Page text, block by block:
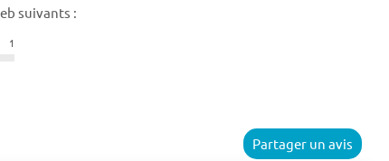
suivants :
1
Partager un avis